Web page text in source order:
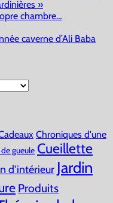
»
chambre…
caverne d’Ali Baba
Chroniques d'une
gueule Cueillette
d'intérieur Jardin
Produits